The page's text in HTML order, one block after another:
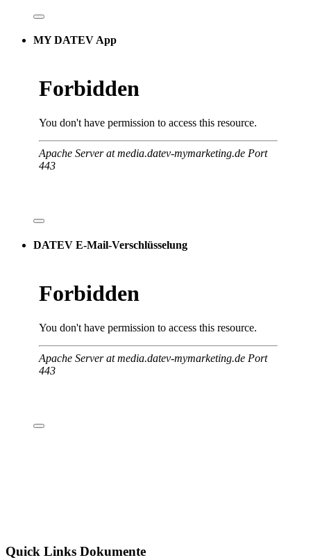
MY DATEV App
DATEV E-Mail-Verschlüsselung
Quick Links Dokumente